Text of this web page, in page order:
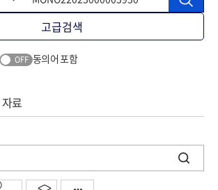
고급검색
OFF 동의어 포함
료